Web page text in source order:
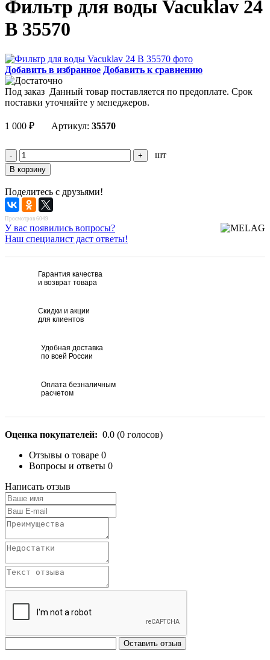
Фильтр для воды Vacuklav 24
B 35570
Добавить в избранное Добавить к сравнению
Под заказ Данный товар поставляется по предоплате. Срок
поставки уточняйте у менеджеров.
1 000 ₽ Артикул: 35570
шт
Поделитесь с друзьями!
Просмотров 6049
У вас появились вопросы?
Наш специалист даст ответы!
Гарантия качества
и возврат товара
Скидки и акции
для клиентов
Удобная доставка
по всей России
Оплата безналичным
расчетом
Оценка покупателей: 0.0 (0 голосов)
Отзывы о товаре 0
Вопросы и ответы 0
Написать отзыв